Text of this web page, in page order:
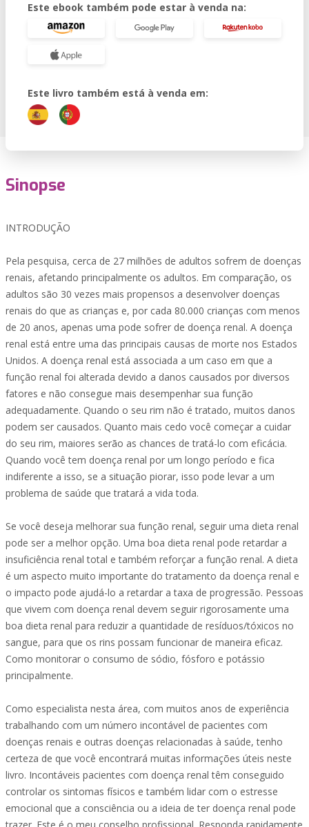
Este ebook também pode estar à venda na:
Este livro também está à venda em:
Sinopse
INTRODUÇÃO
Pela pesquisa, cerca de 27 milhões de adultos sofrem de doenças
renais, afetando principalmente os adultos. Em comparação, os
adultos são 30 vezes mais propensos a desenvolver doenças
renais do que as crianças e, por cada 80.000 crianças com menos
de 20 anos, apenas uma pode sofrer de doença renal. A doença
renal está entre uma das principais causas de morte nos Estados
Unidos. A doença renal está associada a um caso em que a
função renal foi alterada devido a danos causados por diversos
fatores e não consegue mais desempenhar sua função
adequadamente. Quando o seu rim não é tratado, muitos danos
podem ser causados. Quanto mais cedo você começar a cuidar
do seu rim, maiores serão as chances de tratá-lo com eficácia.
Quando você tem doença renal por um longo período e fica
indiferente a isso, se a situação piorar, isso pode levar a um
problema de saúde que tratará a vida toda.
Se você deseja melhorar sua função renal, seguir uma dieta renal
pode ser a melhor opção. Uma boa dieta renal pode retardar a
insuficiência renal total e também reforçar a função renal. A dieta
é um aspecto muito importante do tratamento da doença renal e
o impacto pode ajudá-lo a retardar a taxa de progressão. Pessoas
que vivem com doença renal devem seguir rigorosamente uma
boa dieta renal para reduzir a quantidade de resíduos/tóxicos no
sangue, para que os rins possam funcionar de maneira eficaz.
Como monitorar o consumo de sódio, fósforo e potássio
principalmente.
Como especialista nesta área, com muitos anos de experiência
trabalhando com um número incontável de pacientes com
doenças renais e outras doenças relacionadas à saúde, tenho
certeza de que você encontrará muitas informações úteis neste
livro. Incontáveis pacientes com doença renal têm conseguido
controlar os sintomas físicos e também lidar com o estresse
emocional que a consciência ou a ideia de ter doença renal pode